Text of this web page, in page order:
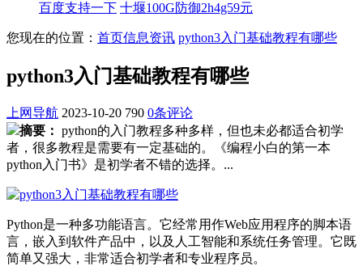
百度支持一下 十堰100G防御2h4g59元
您现在的位置： 首页信息资讯 python3入门基础教程有哪些
python3入门基础教程有哪些
上网导航 2023-10-20 790 0条评论
摘要： python的入门教程多种多样，但也未必都适合初学
者，很多教程是需要有一定基础的。《编程小白的第一本
python入门书》是初学者不错的选择。...
Python是一种多功能语言。它经常用作Web应用程序的脚本语
言，嵌入到软件产品中，以及人工智能和系统任务管理。它既
简单又强大，非常适合初学者和专业程序员。